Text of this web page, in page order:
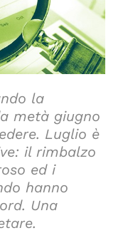
la
metà giugno
Luglio è
il rimbalzo
ed i
hanno
Una